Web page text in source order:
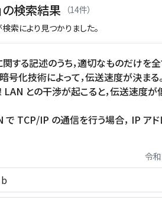
の検索結果
（14件）
索により見つかりました。
する記述のうち，適切なものだけを
号化技術によって，伝送速度が決まる。
との干渉が起こると，伝送速度
で TCP/IP の通信を行う場合， IP ア
令
b